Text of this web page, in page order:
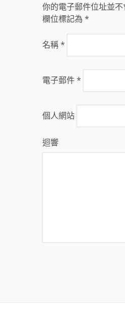
你的電子郵件位址並
欄位標記為 *
名稱*
電子郵件*
個人網站
迴響